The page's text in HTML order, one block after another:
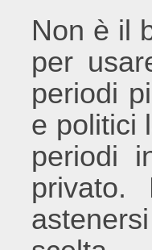
Non è il
per
periodi
e politici
periodi
privato.